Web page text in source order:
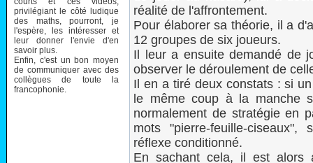
privilégiant le côté ludique
des maths, pourront, je
l'espère, les intéresser et
leur donner l'envie d'en
savoir plus.
Enfin, c'est un bon moyen
de communiquer avec des
collègues de toute la
francophonie.
réalité de l'affrontement.
Pour élaborer sa théorie, il a
12 groupes de six joueurs.
Il leur a ensuite demandé de
observer le déroulement de
Il en a tiré deux constats : si
le même coup à la manche
normalement de stratégie en
mots "pierre-feuille-
réflexe conditionné.
En sachant cela, il est alors